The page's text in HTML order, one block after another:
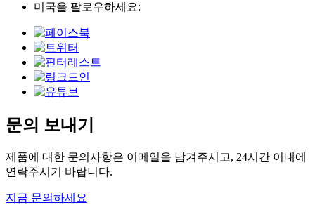
미국을 팔로우하세요:
문의 보내기
제품에 대한 문의사항은 이메일을 남겨주시고, 24시간 이내에
연락주시기 바랍니다.
지금 문의하세요